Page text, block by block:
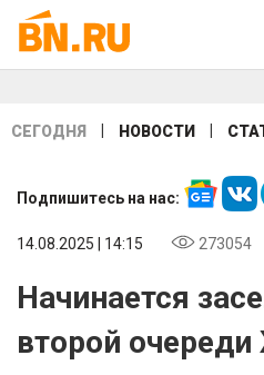
СЕГОДНЯ НОВОСТИ
Подпишитесь на нас:
14.08.2025 | 14:15 273054
Начинается
второй